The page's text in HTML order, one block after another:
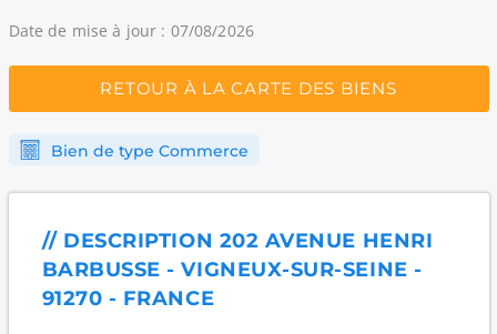
Date de mise à jour : 07/08/2026
RETOUR À LA CARTE DES BIENS
Bien de type Commerce
// DESCRIPTION 202 AVENUE HENRI
BARBUSSE - VIGNEUX-SUR-SEINE -
91270 - FRANCE